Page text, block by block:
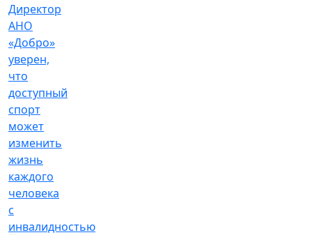
Директор
АНО
«Добро»
уверен,
что
доступный
спорт
может
изменить
жизнь
каждого
человека
с
инвалидностью